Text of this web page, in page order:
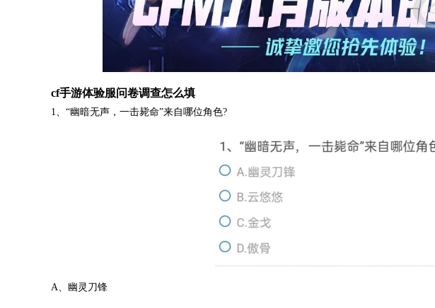
cf手游体验服问卷调查怎么填
1、“幽暗无声，一击毙命”来自哪位角色?
A、幽灵刀锋